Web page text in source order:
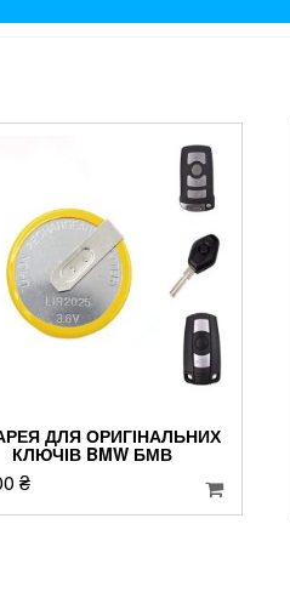
ДЛЯ ОРИГІНАЛЬНИХ
КЛЮЧІВ BMW БМВ
₴